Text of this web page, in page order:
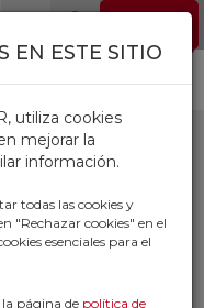
EN ESTE SITIO
utiliza cookies
mejorar la
información.
todas las cookies y
"Rechazar cookies" en el
esenciales para el
página de política de